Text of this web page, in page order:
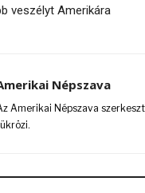
veszélyt Amerikára
Népszava
Amerikai Népszava